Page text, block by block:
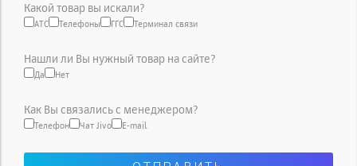
Какой товар вы искали?
АТС Телефоны ГГС Терминал связи
Нашли ли Вы нужный товар на сайте?
Да Нет
Как Вы связались с менеджером?
Телефон Чат Jivo E-mail